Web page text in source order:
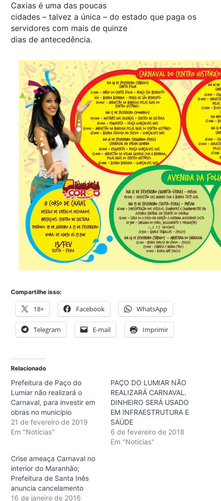
Caxias é uma das poucas
cidades – talvez a única – do estado que paga os
servidores com mais de quinze
dias de antecedência.
Compartilhe isso:
18+ Facebook WhatsApp
Telegram E-mail Imprimir
Relacionado
Prefeitura de Paço do
Lumiar não realizará o
Carnaval, para investir em
obras no município
21 de fevereiro de 2019
Em "Notícias"
PAÇO DO LUMIAR NÃO
REALIZARÁ CARNAVAL.
DINHEIRO SERÁ USADO
EM INFRAESTRUTURA E
SAÚDE
6 de fevereiro de 2018
Em "Notícias"
Crise ameaça Carnaval no
interior do Maranhão;
Prefeitura de Santa Inês
anuncia cancelamento
16 de janeiro de 2016